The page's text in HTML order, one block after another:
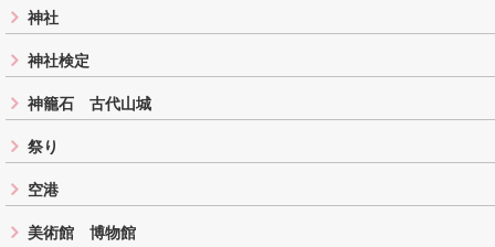
神社
神社検定
神籠石 古代山城
祭り
空港
美術館 博物館